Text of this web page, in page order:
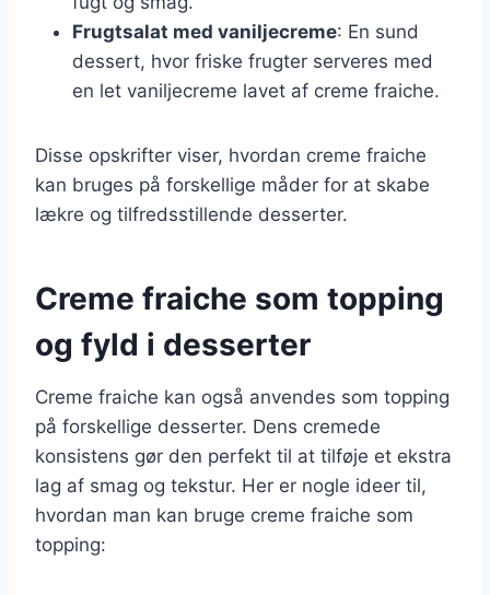
Frugtsalat med vaniljecreme: En sund
dessert, hvor friske frugter serveres med
en let vaniljecreme lavet af creme fraiche.
Disse opskrifter viser, hvordan creme fraiche
kan bruges på forskellige måder for at skabe
lækre og tilfredsstillende desserter.
Creme fraiche som topping
og fyld i desserter
Creme fraiche kan også anvendes som topping
på forskellige desserter. Dens cremede
konsistens gør den perfekt til at tilføje et ekstra
lag af smag og tekstur. Her er nogle ideer til,
hvordan man kan bruge creme fraiche som
topping: